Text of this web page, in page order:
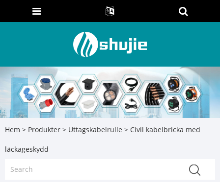
Hem > Produkter > Uttagskabelrulle > Civil kabelbricka med
läckageskydd